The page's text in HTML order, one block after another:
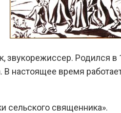
звукорежиссер. Родился
настоящее время
сельского священника».